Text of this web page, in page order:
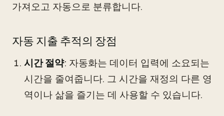
가져오고 자동으로 분류합니다.
자동 지출 추적의 장점
시간 절약: 자동화는 데이터 입력에 소요되는
시간을 줄여줍니다. 그 시간을 재정의 다른 영
역이나 삶을 즐기는 데 사용할 수 있습니다.